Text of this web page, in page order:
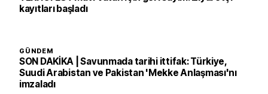
kayıtları başladı
GÜNDEM
SON DAKİKA | Savunmada tarihi ittifak: Türkiye,
Suudi Arabistan ve Pakistan 'Mekke Anlaşması'nı
imzaladı